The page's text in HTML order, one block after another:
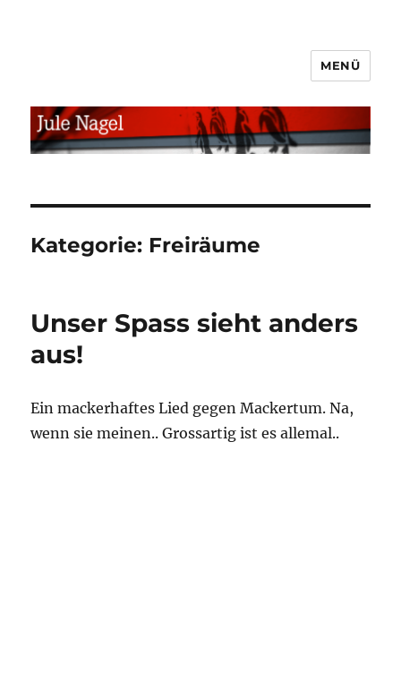
MENÜ
Kategorie: Freiräume
Unser Spass sieht anders
aus!
Ein mackerhaftes Lied gegen Mackertum. Na,
wenn sie meinen.. Grossartig ist es allemal..